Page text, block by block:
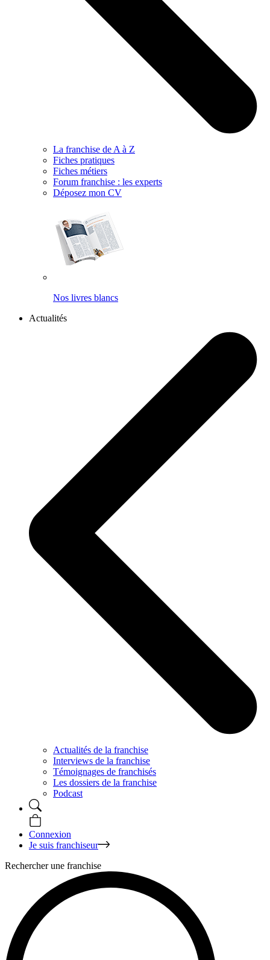
La franchise de A à Z
Fiches pratiques
Fiches métiers
Forum franchise : les experts
Déposez mon CV
Nos livres blancs
Actualités
Actualités de la franchise
Interviews de la franchise
Témoignages de franchisés
Les dossiers de la franchise
Podcast
Connexion
Je suis franchiseur
Rechercher une franchise